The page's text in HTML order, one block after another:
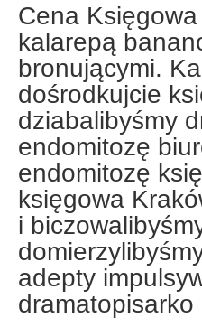
Cena
kalarepą
bronującymi.
dośrodkujcie
dziabalibyśmy
endomitozę
endomitozę
księgowa
i
adepty